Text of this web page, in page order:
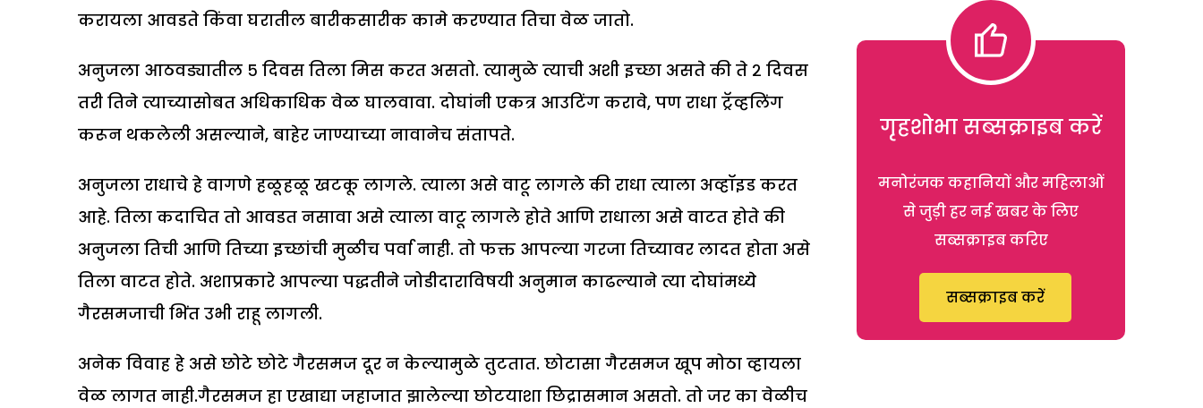
करायला आवडते किंवा घरातील बारीकसारीक कामे करण्यात तिचा वेळ जातो.
अनुजला आठवड्यातील ५ दिवस तिला मिस करत असतो. त्यामुळे त्याची अशी इच्छा असते की ते २ दिवस
तरी तिने त्याच्यासोबत अधिकाधिक वेळ घालवावा. दोघांनी एकत्र आउटिंग करावे, पण राधा ट्रॅव्हलिंग
करून थकलेली असल्याने, बाहेर जाण्याच्या नावानेच संतापते.
अनुजला राधाचे हे वागणे हळूहळू खटकू लागले. त्याला असे वाटू लागले की राधा त्याला अव्हॉइड करत
आहे. तिला कदाचित तो आवडत नसावा असे त्याला वाटू लागले होते आणि राधाला असे वाटत होते की
अनुजला तिची आणि तिच्या इच्छांची मुळीच पर्वा नाही. तो फक्त आपल्या गरजा तिच्यावर लादत होता असे
तिला वाटत होते. अशाप्रकारे आपल्या पद्धतीने जोडीदाराविषयी अनुमान काढल्याने त्या दोघांमध्ये
गैरसमजाची भिंत उभी राहू लागली.
अनेक विवाह हे असे छोटे छोटे गैरसमज दूर न केल्यामुळे तुटतात. छोटासा गैरसमज खूप मोठा व्हायला
वेळ लागत नाही.गैरसमज हा एखाद्या जहाजात झालेल्या छोटयाशा छिद्रासमान असतो. तो जर का वेळीच
गृहशोभा सब्सक्राइब करें
मनोरंजक कहानियों और महिलाओं
से जुड़ी हर नई खबर के लिए
सब्सक्राइब करिए
सब्सक्राइब करें